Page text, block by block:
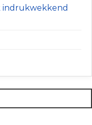
indrukwekkend